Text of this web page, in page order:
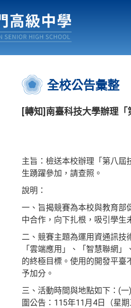
行事曆
:::
全校公告彙整
[轉知]南臺科技大學辦理「
主旨：檢送本校辦理「第八屆
生踴躍參加，請查照。
說明：
一、旨揭競賽為本校與教育部
中合作，向下扎根，吸引學生
二、競賽主題為運用資通訊技
「雲端應用」、「智慧聯網
的終極目標。使用的開發平臺
予加分。
三、活動時間與地點如下：(
圍公告：115年11月4日（星